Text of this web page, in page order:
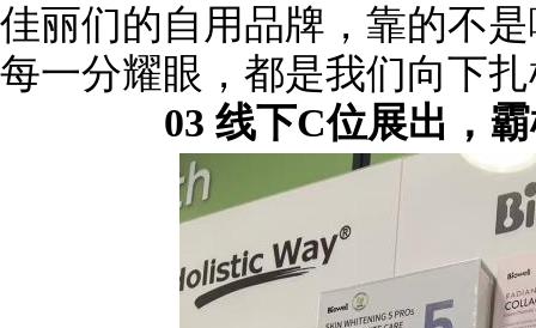
佳丽们的自用品牌，靠的不
每一分耀眼，都是我们向下
03 线下C位展出，